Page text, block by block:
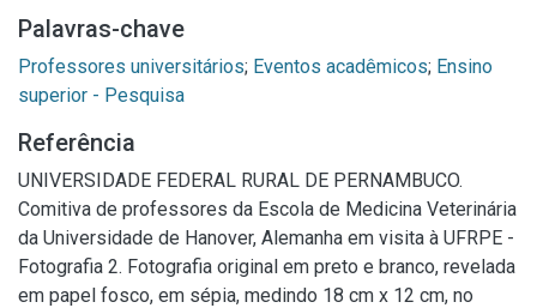
Palavras-chave
Professores universitários; Eventos acadêmicos; Ensino
superior - Pesquisa
Referência
UNIVERSIDADE FEDERAL RURAL DE PERNAMBUCO.
Comitiva de professores da Escola de Medicina Veterinária
da Universidade de Hanover, Alemanha em visita à UFRPE -
Fotografia 2. Fotografia original em preto e branco, revelada
em papel fosco, em sépia, medindo 18 cm x 12 cm, no